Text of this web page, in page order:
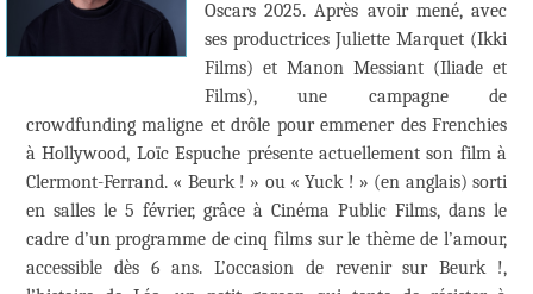
Oscars 2025. Après avoir mené, avec
ses productrices Juliette Marquet (Ikki
Films) et Manon Messiant (Iliade et
Films), une campagne de
crowdfunding maligne et drôle pour emmener des Frenchies
à Hollywood, Loïc Espuche présente actuellement son film à
Clermont-Ferrand. « Beurk ! » ou « Yuck ! » (en anglais) sorti
en salles le 5 février, grâce à Cinéma Public Films, dans le
cadre d’un programme de cinq films sur le thème de l’amour,
accessible dès 6 ans. L’occasion de revenir sur Beurk !,